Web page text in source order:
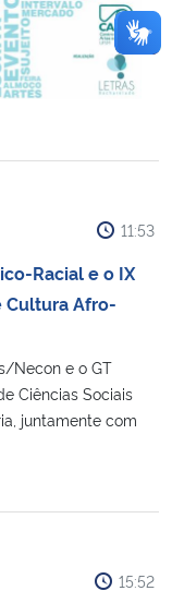
11:53
Racial e o IX
Cultura Afro-
Necon e o GT
Ciências Sociais
juntamente com
15:52